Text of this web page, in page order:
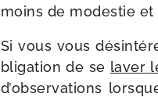
moins de modes­tie et
Si vous vous
bli­ga­tion de se laver
d’ob­ser­va­tions